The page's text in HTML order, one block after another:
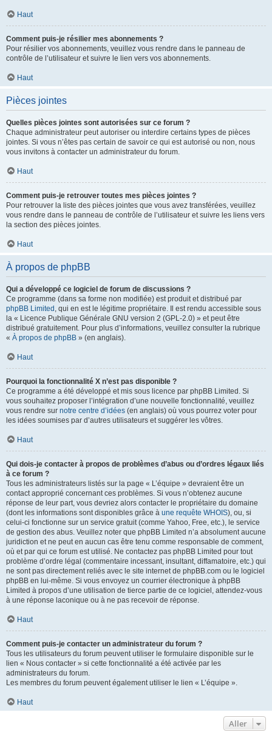
Haut
Comment puis-je résilier mes abonnements ?
Pour résilier vos abonnements, veuillez vous rendre dans le panneau de
contrôle de l’utilisateur et suivre le lien vers vos abonnements.
Haut
Pièces jointes
Quelles pièces jointes sont autorisées sur ce forum ?
Chaque administrateur peut autoriser ou interdire certains types de pièces
jointes. Si vous n’êtes pas certain de savoir ce qui est autorisé ou non, nous
vous invitons à contacter un administrateur du forum.
Haut
Comment puis-je retrouver toutes mes pièces jointes ?
Pour retrouver la liste des pièces jointes que vous avez transférées, veuillez
vous rendre dans le panneau de contrôle de l’utilisateur et suivre les liens vers
la section des pièces jointes.
Haut
À propos de phpBB
Qui a développé ce logiciel de forum de discussions ?
Ce programme (dans sa forme non modifiée) est produit et distribué par
phpBB Limited , qui en est le légitime propriétaire. Il est rendu accessible sous
la « Licence Publique Générale GNU version 2 (GPL-2.0) » et peut être
distribué gratuitement. Pour plus d’informations, veuillez consulter la rubrique
« À propos de phpBB » (en anglais).
Haut
Pourquoi la fonctionnalité X n’est pas disponible ?
Ce programme a été développé et mis sous licence par phpBB Limited. Si
vous souhaitez proposer l’intégration d’une nouvelle fonctionnalité, veuillez
vous rendre sur notre centre d’idées (en anglais) où vous pourrez voter pour
les idées soumises par d’autres utilisateurs et suggérer les vôtres.
Haut
Qui dois-je contacter à propos de problèmes d’abus ou d’ordres légaux liés
à ce forum ?
Tous les administrateurs listés sur la page « L’équipe » devraient être un
contact approprié concernant ces problèmes. Si vous n’obtenez aucune
réponse de leur part, vous devriez alors contacter le propriétaire du domaine
(dont les informations sont disponibles grâce à une requête WHOIS), ou, si
celui-ci fonctionne sur un service gratuit (comme Yahoo, Free, etc.), le service
de gestion des abus. Veuillez noter que phpBB Limited n’a absolument aucune
juridiction et ne peut en aucun cas être tenu comme responsable de comment,
où et par qui ce forum est utilisé. Ne contactez pas phpBB Limited pour tout
problème d’ordre légal (commentaire incessant, insultant, diffamatoire, etc.) qui
ne sont pas directement reliés avec le site internet de phpBB.com ou le logiciel
phpBB en lui-même. Si vous envoyez un courrier électronique à phpBB
Limited à propos d’une utilisation de tierce partie de ce logiciel, attendez-vous
à une réponse laconique ou à ne pas recevoir de réponse.
Haut
Comment puis-je contacter un administrateur du forum ?
Tous les utilisateurs du forum peuvent utiliser le formulaire disponible sur le
lien « Nous contacter » si cette fonctionnalité a été activée par les
administrateurs du forum.
Les membres du forum peuvent également utiliser le lien « L’équipe ».
Haut
Aller